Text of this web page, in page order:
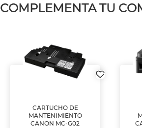
COMPLEMENTA TU
CARTUCHO DE
MANTENIMIENTO
CANON MC-G02